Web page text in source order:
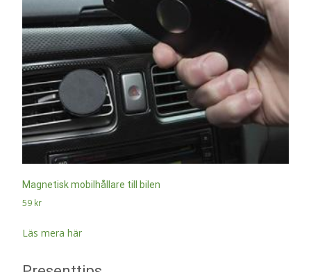
Magnetisk mobilhållare till bilen
59 kr
Läs mera här